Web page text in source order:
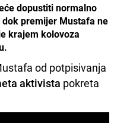
dopustiti normalno
premijer Mustafa ne
krajem kolovoza
od potpisivanja
aktivista pokreta